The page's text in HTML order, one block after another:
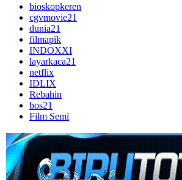
bioskopkeren
cgvmovie21
dunia21
filmapik
INDOXXI
layarkaca21
netflix
IDLIX
Rebahin
bos21
Film Semi